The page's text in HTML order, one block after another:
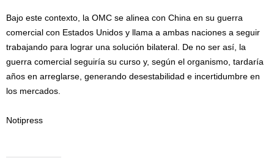
Bajo este contexto, la OMC se alinea con China en su guerra
comercial con Estados Unidos y llama a ambas naciones a seguir
trabajando para lograr una solución bilateral. De no ser así, la
guerra comercial seguiría su curso y, según el organismo, tardaría
años en arreglarse, generando desestabilidad e incertidumbre en
los mercados.
Notipress